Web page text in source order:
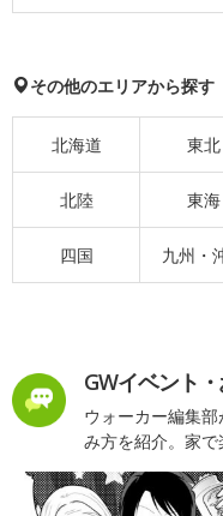
その他のエリアから探す
北海道 東北
北陸 東海
四国 九州・
GWイベント
ウォーカー編集
み方を紹介。家で